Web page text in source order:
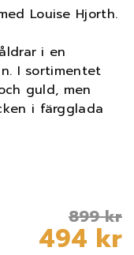
Louise Hjorth.
i en
I sortimentet
guld, men
i färgglada
899 kr
494 kr